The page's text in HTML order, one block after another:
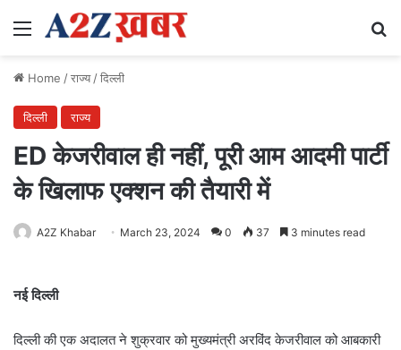
Menu
Home /राज्य/दिल्ली
दिल्ली राज्य
ED केजरीवाल ही नहीं, पूरी आम आदमी पार्टी
के खिलाफ एक्शन की तैयारी में
A2Z Khabar March 23, 2024 0 37 3 minutes read
नई दिल्ली
दिल्ली की एक अदालत ने शुक्रवार को मुख्यमंत्री अरविंद केजरीवाल को आबकारी